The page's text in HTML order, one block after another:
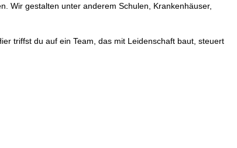
Wir gestalten unter anderem Schulen, Krankenhäuser,
triffst du auf ein Team, das mit Leidenschaft baut, steuert